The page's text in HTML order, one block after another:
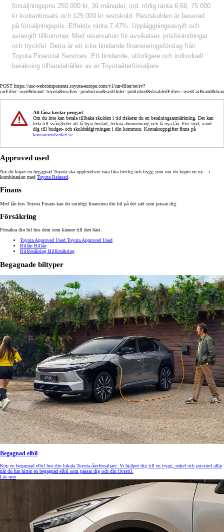
försäljningspris 250 000 kr, 36 månader, ord. rörlig ränta 6,69, 75 000
kr kontantinsats och 125 000 kr restskuld. Restskulden är baserad
på försäljningspris. Effektiv ränta 7,47%. Uppläggningsavgift och
aviavgift tillkommer. Med reservation för avvikelser, prisförändringar
och tryckfel. Detta är ett icke bindande finansieringsförslag från
Toyota Financial Services. Ett bindande, utförligare och individuell
beräkning tillhandahålles av er Toyotaåterförsäljare.
POST https://usc-webcomponents.toyota-europe.com/v1/car-filter/se/sv?
Att låna kostar pengar!
Om du inte kan betala tillbaka skulden i tid riskerar du en betalningsanmärkning. Det kan
leda till svårigheter att få hyra bostad, teckna abonnemang och få nya lån. För stöd, vänd
dig till budget- och skuldrådgivningen i din kommun. Kontaktuppgifter finns på
konsumentverket.se
Approved used
När du köper en begagnad Toyota ska upplevelsen vara lika trevlig och trygg som om du köpte en ny – i
kombination med Toyota Relaxed
Finans
Med lån hos Toyota Finans kan du smidigt finansiera din bil på det sätt som passar dig.
Försäkring
Försäkra din bil hos dem som känner till den bäst.
Toyota Approved Used Toyota Approved Used
Billån Billån
Bilförsäkring Bilförsäkring
Begagnade biltyper
Begagnad elbil
Köp en begagnad elbil hos din lokala Toyota-återförsäljare. Vi hjälper dig till en trygg, enkel och prisvärd affär
när du har hittat en begagnad elbil som passar dig och din livsstil.
Läs mer